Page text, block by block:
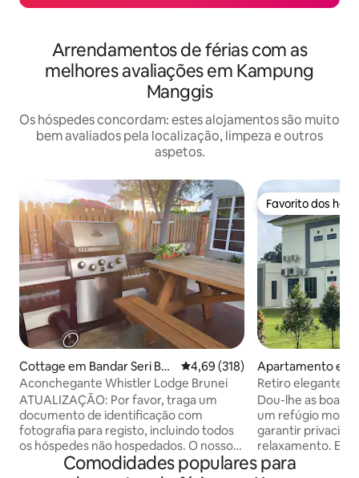
Arrendamentos de férias com as
melhores avaliações em Kampung
Manggis
Os hóspedes concordam: estes alojamentos são muito
bem avaliados pela localização, limpeza e outros
aspetos.
Cottage em Bandar Seri Be
gawan
Classificação média de 4,69 em
4,69 (318)
Aconchegante Whistler Lodge Brunei
ATUALIZAÇÃO: Por favor, traga um
documento de identificação com
fotografia para registo, incluindo todos
os hóspedes não hospedados. O nosso
alojamento é um conceito de design
Favorito dos
Favorito dos
Apartamento em
apas
Retiro elegante
estilo e conforto
Dou-lhe as boas-
um refúgio
garantir
relaxamento. Entre num espaço
cuidadosamente
Comodidades populares para